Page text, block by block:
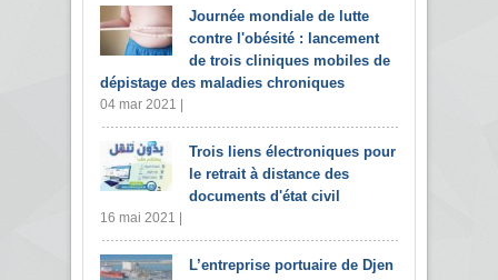
Journée mondiale de lutte
contre l'obésité : lancement
de trois cliniques mobiles de
dépistage des maladies chroniques
04 mar 2021 |
Trois liens électroniques pour
le retrait à distance des
documents d'état civil
16 mai 2021 |
L’entreprise portuaire de Djen